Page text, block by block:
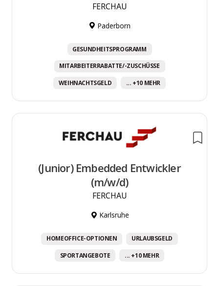
FERCHAU
Paderborn
GESUNDHEITSPROGRAMM
MITARBEITERRABATTE/-ZUSCHÜSSE
WEIHNACHTSGELD ... +10 MEHR
(Junior) Embedded Entwickler
(m/w/d)
FERCHAU
Karlsruhe
HOMEOFFICE-OPTIONEN URLAUBSGELD
SPORTANGEBOTE ... +10 MEHR